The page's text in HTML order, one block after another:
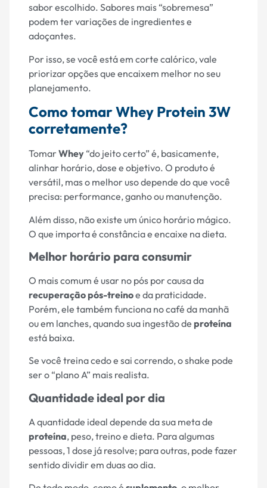
sabor escolhido. Sabores mais “sobremesa”
podem ter variações de ingredientes e
adoçantes.
Por isso, se você está em corte calórico, vale
priorizar opções que encaixem melhor no seu
planejamento.
Como tomar Whey Protein 3W
corretamente?
TomarWhey“do jeito certo” é, basicamente,
alinhar horário, dose e objetivo. O produto é
versátil, mas o melhor uso depende do que você
precisa: performance, ganho ou manutenção.
Além disso, não existe um único horário mágico.
O que importa é constância e encaixe na dieta.
Melhor horário para consumir
O mais comum é usar no pós por causa da
recuperação pós-treinoe da praticidade.
Porém, ele também funciona no café da manhã
ou em lanches, quando sua ingestão de proteína
está baixa.
Se você treina cedo e sai correndo, o shake pode
ser o “plano A” mais realista.
Quantidade ideal por dia
A quantidade ideal depende da sua meta de
proteína, peso, treino e dieta. Para algumas
pessoas, 1 dose já resolve; para outras, pode fazer
sentido dividir em duas ao dia.